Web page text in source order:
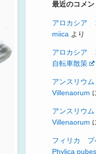
最近のコメン
アロカシア
miica より
アロカシア
自転車散策
アンスリウ
Villenaorum
アンスリウ
Villenaorum
フィリカ プ
Phylica